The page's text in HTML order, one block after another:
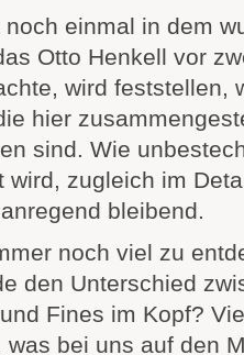
noch einmal in dem
Otto Henkell vor
wird feststellen,
hier
sind. Wie
wird, zugleich im
bleibend.
noch viel zu
den Unterschied
Fines im Kopf?
was bei uns auf den